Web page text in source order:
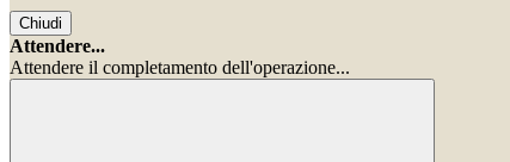
Chiudi
Attendere...
Attendere il completamento dell'operazione...